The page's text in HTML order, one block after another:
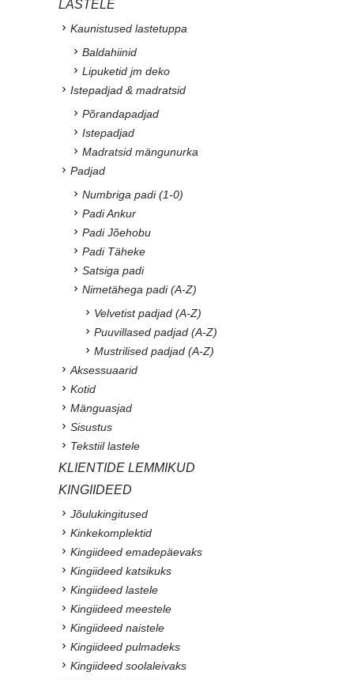
LASTELE
Kaunistused lastetuppa
Baldahiinid
Lipuketid jm deko
Istepadjad & madratsid
Põrandapadjad
Istepadjad
Madratsid mängunurka
Padjad
Numbriga padi (1-0)
Padi Ankur
Padi Jõehobu
Padi Täheke
Satsiga padi
Nimetähega padi (A-Z)
Velvetist padjad (A-Z)
Puuvillased padjad (A-Z)
Mustrilised padjad (A-Z)
Aksessuaarid
Kotid
Mänguasjad
Sisustus
Tekstiil lastele
KLIENTIDE LEMMIKUD
KINGIIDEED
Jõulukingitused
Kinkekomplektid
Kingiideed emadepäevaks
Kingiideed katsikuks
Kingiideed lastele
Kingiideed meestele
Kingiideed naistele
Kingiideed pulmadeks
Kingiideed soolaleivaks